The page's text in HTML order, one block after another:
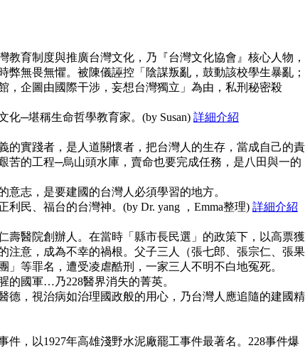
教育制度與推廣台灣文化，乃『台灣文化協會』核心人物，
弊無畏無懼。被陳儀誣控「陰謀叛亂，鼓動該校學生暴亂；
，企圖由國際干涉，妄想台灣獨立」為由，私刑秘密殺
化─堪稱生命哲學教育家。(by Susan) 詳細介紹
的實踐者，是人道關懷者，把台灣人的生存，當成自己的責
苦的工程─烏山頭水庫，賣命也要完成任務，是八田與一的
意志，是要建國的台灣人必須學習的地方。
民、福台的台灣神。(by Dr. yang ，Emma整理) 詳細介紹
壽醫院創辦人。在當時「縣市長民選」的政策下，以高票獲
注意，成為不幸的禍根。父子三人（張七郎、張宗仁、張果
」等罪名，遭受凌虐酷刑，一家三人不明不白地冤死。
的國軍…乃228醫界消失的菁英。
德，視治病如治理國政般的用心，乃台灣人應追隨的建國精
件，以1927年高雄淺野水泥廠罷工事件最著名。228事件爆